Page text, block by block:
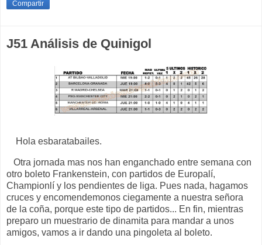
Compartir
J51 Análisis de Quinigol
Hola esbaratabailes.
Otra jornada mas nos han enganchado entre semana con
otro boleto Frankenstein, con partidos de Europalí,
Championlí y los pendientes de liga. Pues nada, hagamos
cruces y encomendemonos ciegamente a nuestra señora
de la coña, porque este tipo de partidos... En fin, mientras
preparo un muestrario de dinamita para mandar a unos
amigos, vamos a ir dando una pingoleta al boleto.